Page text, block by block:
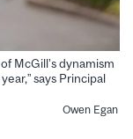
McGill’s dynamism
says Principal
Owen Egan